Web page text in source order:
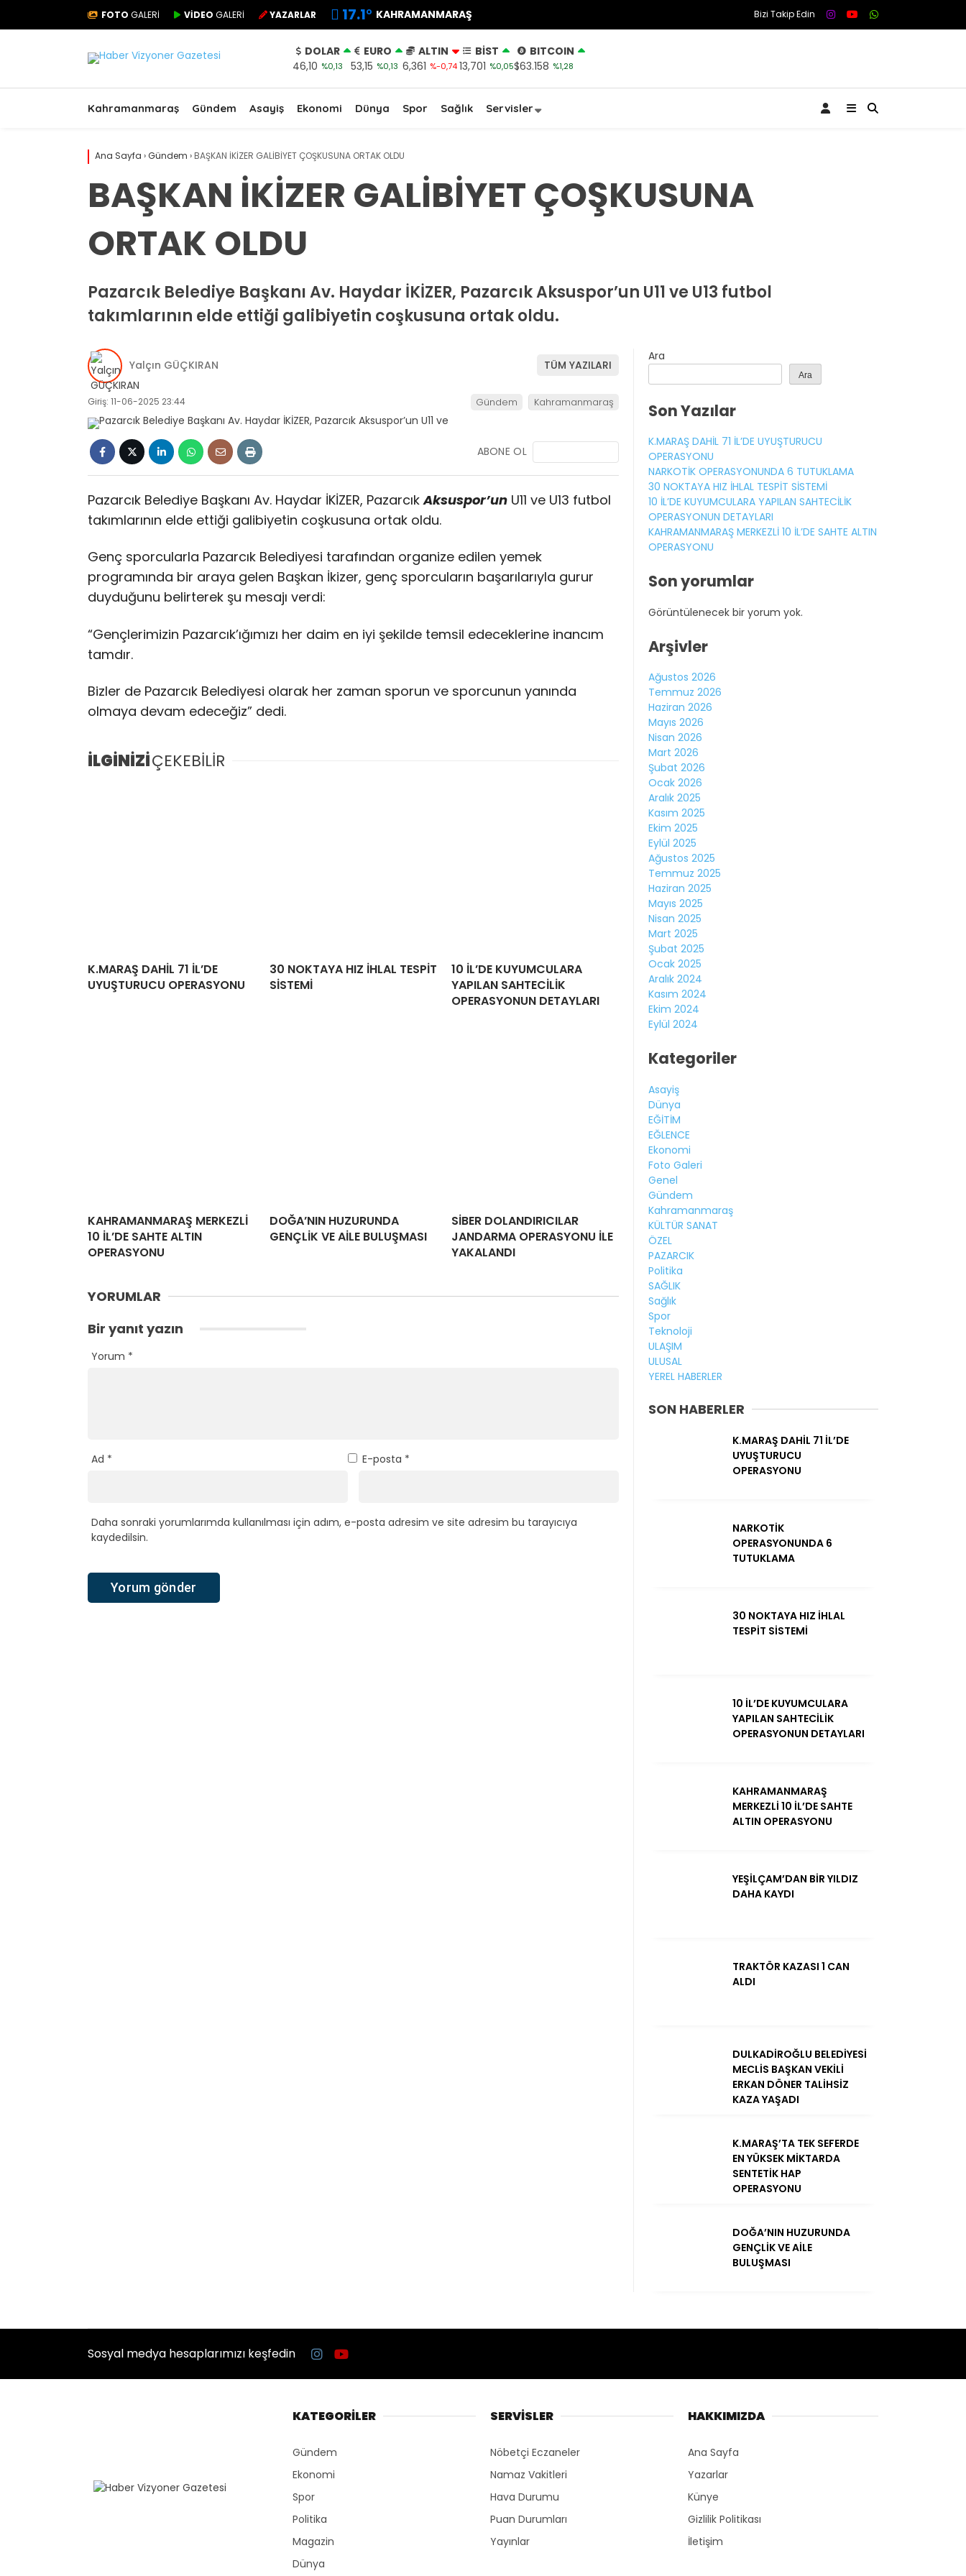
Ekonomi
Dünya
Spor
Magazin
Sağlık
FOTO GALERİ VİDEO GALERİ YAZARLAR 17.1° KAHRAMANMARAŞ Bizi Takip Edin
DOLAR
46,10 %0,13
EURO
53,15 %0,13
ALTIN
6,361 %-0,74
BİST
13,701 %0,05
BITCOIN
$63.158 %1,28
Kahramanmaraş Gündem Asayiş Ekonomi Dünya Spor Sağlık Servisler
Ana Sayfa ›Gündem › BAŞKAN İKİZER GALİBİYET ÇOŞKUSUNA ORTAK OLDU
BAŞKAN İKİZER GALİBİYET ÇOŞKUSUNA
ORTAK OLDU
Pazarcık Belediye Başkanı Av. Haydar İKİZER, Pazarcık Aksuspor’un U11 ve U13 futbol
takımlarının elde ettiği galibiyetin coşkusuna ortak oldu.
Yalçın GÜÇKIRAN TÜM YAZILARI
Giriş: 11-06-2025 23:44 Gündem Kahramanmaraş
ABONE OL
Pazarcık Belediye Başkanı Av. Haydar İKİZER, PazarcıkAksuspor’un U11 ve U13 futbol
takımlarının elde ettiği galibiyetin coşkusuna ortak oldu.
Genç sporcularla Pazarcık Belediyesi tarafından organize edilen yemek
programında bir araya gelen Başkan İkizer, genç sporcuların başarılarıyla gurur
duyduğunu belirterek şu mesajı verdi:
“Gençlerimizin Pazarcık’ığımızı her daim en iyi şekilde temsil edeceklerine inancım
tamdır.
Bizler de Pazarcık Belediyesi olarak her zaman sporun ve sporcunun yanında
olmaya devam edeceğiz” dedi.
İLGİNİZİÇEKEBİLİR
K.MARAŞ DAHİL 71 İL’DE
UYUŞTURUCU OPERASYONU
30 NOKTAYA HIZ İHLAL TESPİT
SİSTEMİ
10 İL’DE KUYUMCULARA
YAPILAN SAHTECİLİK
OPERASYONUN DETAYLARI
KAHRAMANMARAŞ MERKEZLİ
10 İL’DE SAHTE ALTIN
OPERASYONU
DOĞA’NIN HUZURUNDA
GENÇLİK VE AİLE BULUŞMASI
SİBER DOLANDIRICILAR
JANDARMA OPERASYONU İLE
YAKALANDI
YORUMLAR
Bir yanıt yazın
Yorum *
Ad * E-posta *
Daha sonraki yorumlarımda kullanılması için adım, e-posta adresim ve site adresim bu tarayıcıya
kaydedilsin.
Ara
Ara
Son Yazılar
K.MARAŞ DAHİL 71 İL’DE UYUŞTURUCU
OPERASYONU
NARKOTİK OPERASYONUNDA 6 TUTUKLAMA
30 NOKTAYA HIZ İHLAL TESPİT SİSTEMİ
10 İL’DE KUYUMCULARA YAPILAN SAHTECİLİK
OPERASYONUN DETAYLARI
KAHRAMANMARAŞ MERKEZLİ 10 İL’DE SAHTE ALTIN
OPERASYONU
Son yorumlar
Görüntülenecek bir yorum yok.
Arşivler
Ağustos 2026
Temmuz 2026
Haziran 2026
Mayıs 2026
Nisan 2026
Mart 2026
Şubat 2026
Ocak 2026
Aralık 2025
Kasım 2025
Ekim 2025
Eylül 2025
Ağustos 2025
Temmuz 2025
Haziran 2025
Mayıs 2025
Nisan 2025
Mart 2025
Şubat 2025
Ocak 2025
Aralık 2024
Kasım 2024
Ekim 2024
Eylül 2024
Kategoriler
Asayiş
Dünya
EĞİTİM
EĞLENCE
Ekonomi
Foto Galeri
Genel
Gündem
Kahramanmaraş
KÜLTÜR SANAT
ÖZEL
PAZARCIK
Politika
SAĞLIK
Sağlık
Spor
Teknoloji
ULAŞIM
ULUSAL
YEREL HABERLER
SON HABERLER
K.MARAŞ DAHİL 71 İL’DE
UYUŞTURUCU
OPERASYONU
NARKOTİK
OPERASYONUNDA 6
TUTUKLAMA
30 NOKTAYA HIZ İHLAL
TESPİT SİSTEMİ
10 İL’DE KUYUMCULARA
YAPILAN SAHTECİLİK
OPERASYONUN DETAYLARI
KAHRAMANMARAŞ
MERKEZLİ 10 İL’DE SAHTE
ALTIN OPERASYONU
YEŞİLÇAM’DAN BİR YILDIZ
DAHA KAYDI
TRAKTÖR KAZASI 1 CAN
ALDI
DULKADİROĞLU BELEDİYESİ
MECLİS BAŞKAN VEKİLİ
ERKAN DÖNER TALİHSİZ
KAZA YAŞADI
K.MARAŞ’TA TEK SEFERDE
EN YÜKSEK MİKTARDA
SENTETİK HAP
OPERASYONU
DOĞA’NIN HUZURUNDA
GENÇLİK VE AİLE
BULUŞMASI
Sosyal medya hesaplarımızı keşfedin
KATEGORİLER
Gündem
Ekonomi
Spor
Politika
Magazin
Dünya
SERVİSLER
Nöbetçi Eczaneler
Namaz Vakitleri
Hava Durumu
Puan Durumları
Yayınlar
HAKKIMIZDA
Ana Sayfa
Yazarlar
Künye
Gizlilik Politikası
İletişim